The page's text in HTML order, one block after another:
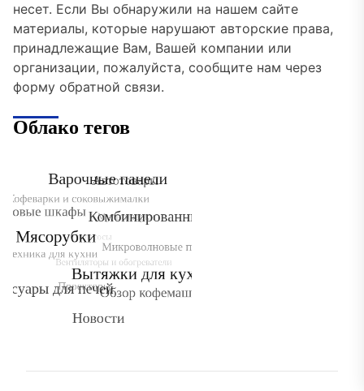
несет. Если Вы обнаружили на нашем сайте
материалы, которые нарушают авторские права,
принадлежащие Вам, Вашей компании или
организации, пожалуйста, сообщите нам через
форму обратной связи.
Облако тегов